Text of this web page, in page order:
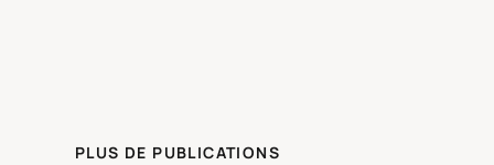
PLUS DE PUBLICATIONS